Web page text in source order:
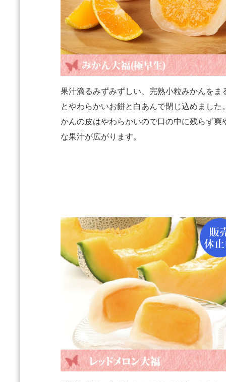
果汁滴るみずみずしい、完熟小粒みかんをま
とやわらかいお餅と白あんで閉じ込めました
かんの皮はやわらかいので口の中に残らず爽
な果汁が広がります。